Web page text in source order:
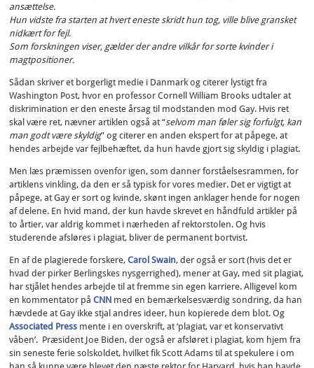
ansættelse.
Hun vidste fra starten at hvert eneste skridt hun tog, ville blive gransket
nidkært for fejl.
Som forskningen viser, gælder der andre vilkår for sorte kvinder i
magtpositioner.
Sådan skriver et borgerligt medie i Danmark og citerer lystigt fra
Washington Post, hvor en professor Cornell William Brooks udtaler at
diskrimination er den eneste årsag til modstanden mod Gay. Hvis ret
skal være ret, nævner artiklen også at “selvom man føler sig forfulgt, kan
man godt være skyldig” og citerer en anden ekspert for at påpege, at
hendes arbejde var fejlbehæftet, da hun havde gjort sig skyldig i plagiat.
Men læs præmissen ovenfor igen, som danner forståelsesrammen, for
artiklens vinkling, da den er så typisk for vores medier. Det er vigtigt at
påpege, at Gay er sort og kvinde, skønt ingen anklager hende for nogen
af delene. En hvid mand, der kun havde skrevet en håndfuld artikler på
to årtier, var aldrig kommet i nærheden af rektorstolen. Og hvis
studerende afsløres i plagiat, bliver de permanent bortvist.
En af de plagierede forskere, Carol Swain, der også er sort (hvis det er
hvad der pirker Berlingskes nysgerrighed), mener at Gay, med sit plagiat,
har stjålet hendes arbejde til at fremme sin egen karriere. Alligevel kom
en kommentator på CNNmed en bemærkelsesværdig sondring, da han
hævdede at Gay ikke stjal andres ideer, hun kopierede dem blot. Og
Associated Pressmente i en overskrift, at ‘plagiat, var et konservativt
våben’. Præsident Joe Biden, der også er afsløret i plagiat, kom hjem fra
sin seneste ferie solskoldet, hvilket fik Scott Adams til at spekulere i om